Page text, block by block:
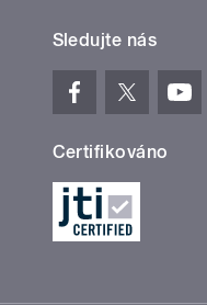
Sledujte nás
Certifikováno